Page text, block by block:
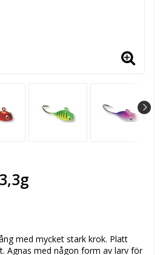
med mycket stark krok. Platt
Agnas med någon form av larv för